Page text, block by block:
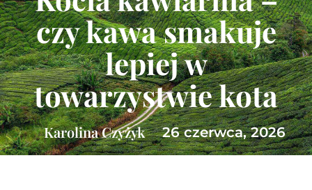
czy kawa smakuje
lepiej w
towarzystwie kota
Karolina Czyżyk 26 czerwca, 2026